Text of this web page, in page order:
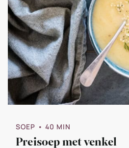
SOEP • 40 MIN
Preisoep met venkel